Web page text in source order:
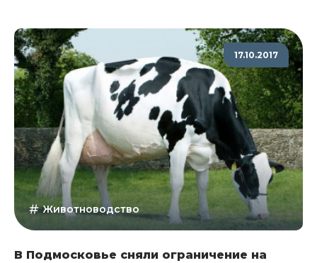
17.10.2017
Животноводство
В Подмосковье сняли ограничение на